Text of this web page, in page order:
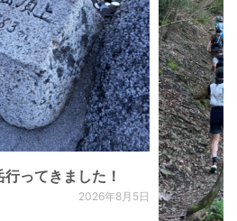
ってきました！
2026年8月5日